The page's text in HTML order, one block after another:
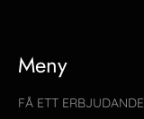
Meny
FÅ ETT ERBJUDANDE